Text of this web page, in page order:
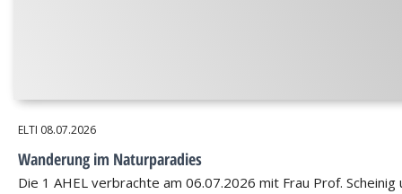
ELTI 08.07.2026
Wanderung im Naturparadies
Die 1 AHEL verbrachte am 06.07.2026 mit Frau Prof. Scheinig